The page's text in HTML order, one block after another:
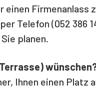
Firmenanlass
Telefon (052 386
planen.
Ihnen einen Platz